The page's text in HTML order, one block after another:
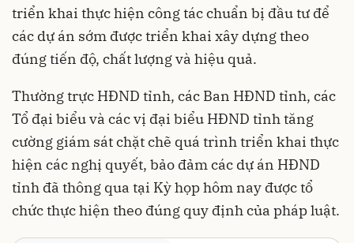
triển khai thực hiện công tác chuẩn bị đầu tư để
các dự án sớm được triển khai xây dựng theo
đúng tiến độ, chất lượng và hiệu quả.
Thường trực HĐND tỉnh, các Ban HĐND tỉnh, các
Tổ đại biểu và các vị đại biểu HĐND tỉnh tăng
cường giám sát chặt chẽ quá trình triển khai thực
hiện các nghị quyết, bảo đảm các dự án HĐND
tỉnh đã thông qua tại Kỳ họp hôm nay được tổ
chức thực hiện theo đúng quy định của pháp luật.